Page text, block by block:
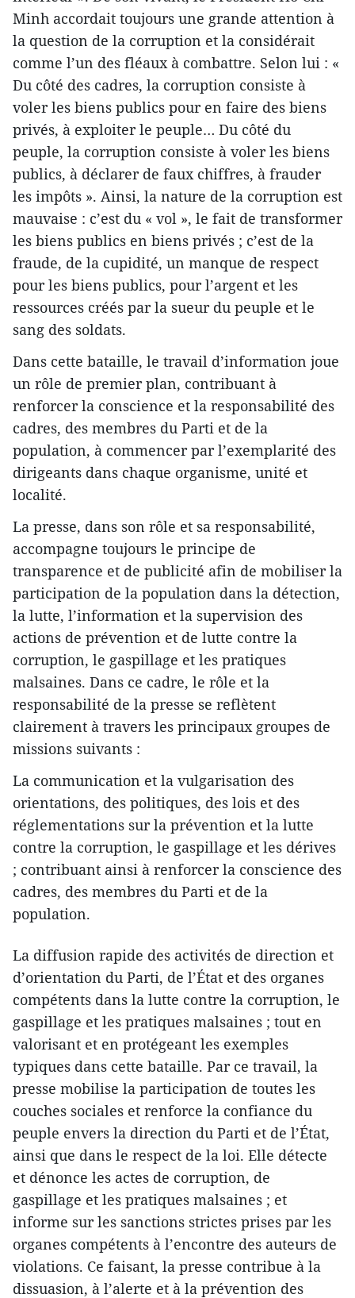
Minh accordait toujours une grande attention à
la question de la corruption et la considérait
comme l’un des fléaux à combattre. Selon lui : «
Du côté des cadres, la corruption consiste à
voler les biens publics pour en faire des biens
privés, à exploiter le peuple… Du côté du
peuple, la corruption consiste à voler les biens
publics, à déclarer de faux chiffres, à frauder
les impôts ». Ainsi, la nature de la corruption est
mauvaise : c’est du « vol », le fait de transformer
les biens publics en biens privés ; c’est de la
fraude, de la cupidité, un manque de respect
pour les biens publics, pour l’argent et les
ressources créés par la sueur du peuple et le
sang des soldats.
Dans cette bataille, le travail d’information joue
un rôle de premier plan, contribuant à
renforcer la conscience et la responsabilité des
cadres, des membres du Parti et de la
population, à commencer par l’exemplarité des
dirigeants dans chaque organisme, unité et
localité.
La presse, dans son rôle et sa responsabilité,
accompagne toujours le principe de
transparence et de publicité afin de mobiliser la
participation de la population dans la détection,
la lutte, l’information et la supervision des
actions de prévention et de lutte contre la
corruption, le gaspillage et les pratiques
malsaines. Dans ce cadre, le rôle et la
responsabilité de la presse se reflètent
clairement à travers les principaux groupes de
missions suivants :
La communication et la vulgarisation des
orientations, des politiques, des lois et des
réglementations sur la prévention et la lutte
contre la corruption, le gaspillage et les dérives
; contribuant ainsi à renforcer la conscience des
cadres, des membres du Parti et de la
population.
La diffusion rapide des activités de direction et
d’orientation du Parti, de l’État et des organes
compétents dans la lutte contre la corruption, le
gaspillage et les pratiques malsaines ; tout en
valorisant et en protégeant les exemples
typiques dans cette bataille. Par ce travail, la
presse mobilise la participation de toutes les
couches sociales et renforce la confiance du
peuple envers la direction du Parti et de l’État,
ainsi que dans le respect de la loi. Elle détecte
et dénonce les actes de corruption, de
gaspillage et les pratiques malsaines ; et
informe sur les sanctions strictes prises par les
organes compétents à l’encontre des auteurs de
violations. Ce faisant, la presse contribue à la
dissuasion, à l’alerte et à la prévention des